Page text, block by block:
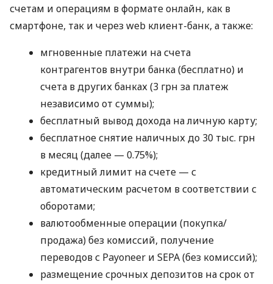
счетам и операциям в формате онлайн, как в
смартфоне, так и через web клиент-банк, а также:
мгновенные платежи на счета
контрагентов внутри банка (бесплатно) и
счета в других банках (3 грн за платеж
независимо от суммы);
бесплатный вывод дохода на личную карту;
бесплатное снятие наличных до 30 тыс. грн
в месяц (далее — 0.75%);
кредитный лимит на счете — с
автоматическим расчетом в соответствии с
оборотами;
валютообменные операции (покупка/
продажа) без комиссий, получение
переводов с Payoneer и SEPA (без комиссий);
размещение срочных депозитов на срок от